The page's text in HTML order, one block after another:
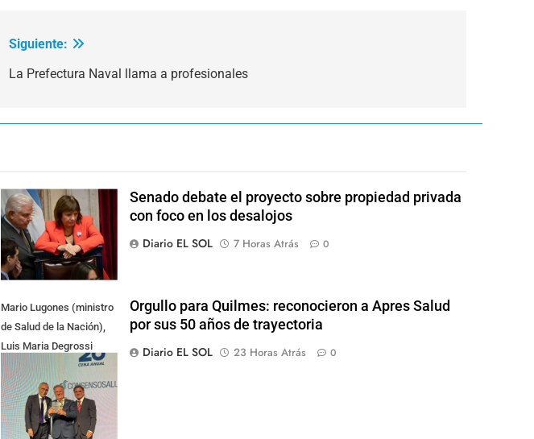
Siguiente:
La Prefectura Naval llama a profesionales
Senado debate el proyecto sobre propiedad privada
con foco en los desalojos
Diario EL SOL
7 Horas Atrás 0
Mario Lugones (ministro
de Salud de la Nación),
Luis Maria Degrossi
(Presidente de Apres
Salud) y Cristian Mazza
(Presidente de ALAMI)
Orgullo para Quilmes: reconocieron a Apres Salud
por sus 50 años de trayectoria
Diario EL SOL
23 Horas Atrás 0